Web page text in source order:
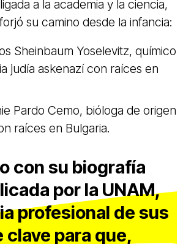
a la academia y la ciencia,
su camino desde la infancia:
Sheinbaum Yoselevitz, químico
judía askenazí con raíces en
Pardo Cemo, bióloga de origen
raíces en Bulgaria.
con su biografía
por la UNAM,
profesional de sus
clave para que,